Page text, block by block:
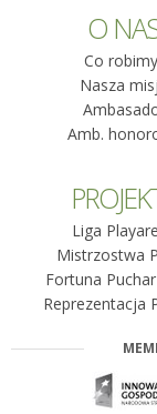
O
Co
Nasza
Amb.
Liga
Mistrzostwa
Fortuna
Reprezentacja